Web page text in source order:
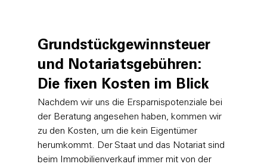
Grundstückgewinnsteuer
und Notariatsgebühren:
Die fixen Kosten im Blick
Nachdem wir uns die Ersparnispotenziale bei
der Beratung angesehen haben, kommen wir
zu den Kosten, um die kein Eigentümer
herumkommt. Der Staat und das Notariat sind
beim Immobilienverkauf immer mit von der